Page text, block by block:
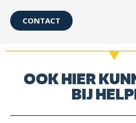
CONTACT
OOK HIER
BIJ